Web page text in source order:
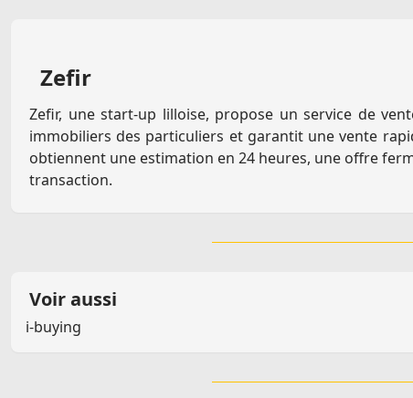
Zefir
Zefir, une start-up lilloise, propose un service de
immobiliers des particuliers et garantit une vente
obtiennent une estimation en 24 heures, une offre
transaction.
Voir aussi
i-buying